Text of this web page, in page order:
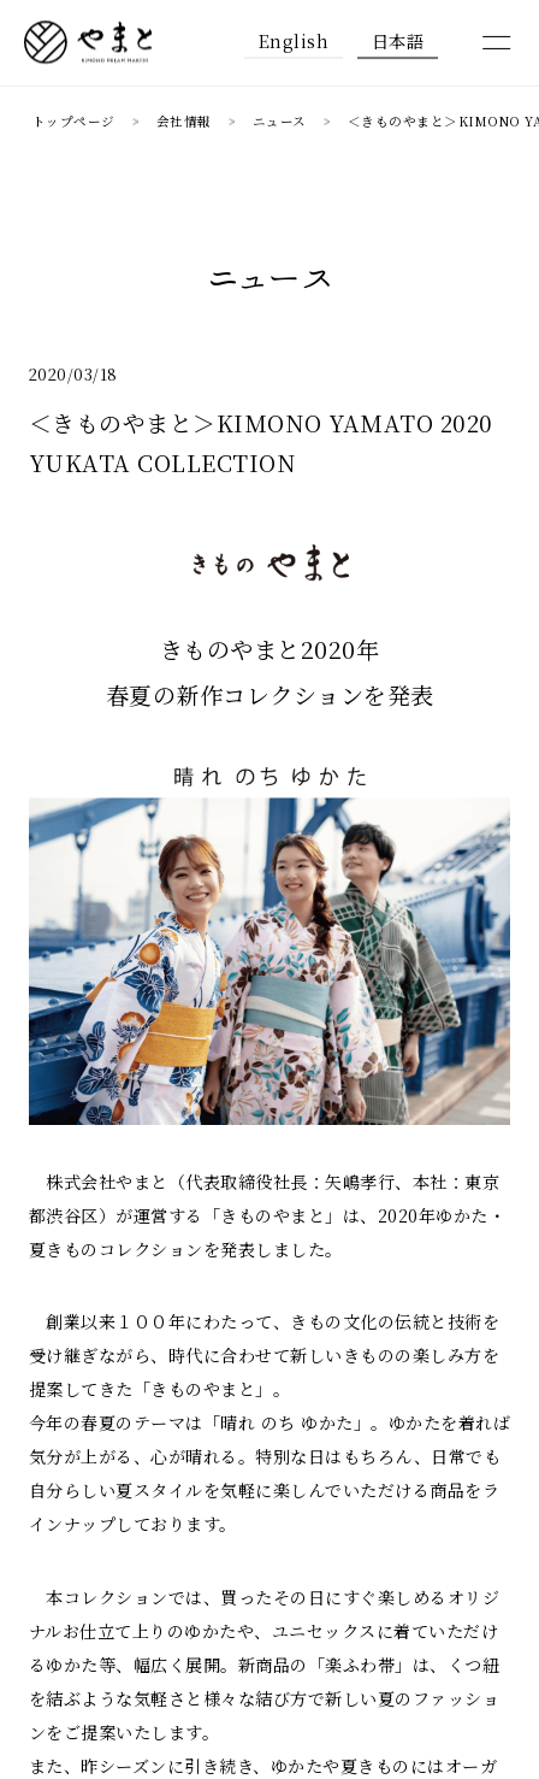
English 日本語
トップページ 会社情報 ニュース ＜きものやまと＞KIMONO
ニュース
2020/03/18
＜きものやまと＞KIMONO YAMATO 2020
YUKATA COLLECTION
きものやまと2020年
春夏の新作コレクションを発表
株式会社やまと（代表取締役社長：矢嶋孝行、本社：東京
都渋谷区）が運営する「きものやまと」は、2020年ゆかた・
夏きものコレクションを発表しました。
創業以来１００年にわたって、きもの文化の伝統と技術を
受け継ぎながら、時代に合わせて新しいきものの楽しみ方を
提案してきた「きものやまと」。
今年の春夏のテーマは「晴れ のち ゆかた」。ゆかたを着れば
気分が上がる、心が晴れる。特別な日はもちろん、日常でも
自分らしい夏スタイルを気軽に楽しんでいただける商品をラ
インナップしております。
本コレクションでは、買ったその日にすぐ楽しめるオリジ
ナルお仕立て上りのゆかたや、ユニセックスに着ていただけ
るゆかた等、幅広く展開。新商品の「楽ふわ帯」は、くつ紐
を結ぶような気軽さと様々な結び方で新しい夏のファッショ
ンをご提案いたします。
また、昨シーズンに引き続き、ゆかたや夏きものにはオーガ